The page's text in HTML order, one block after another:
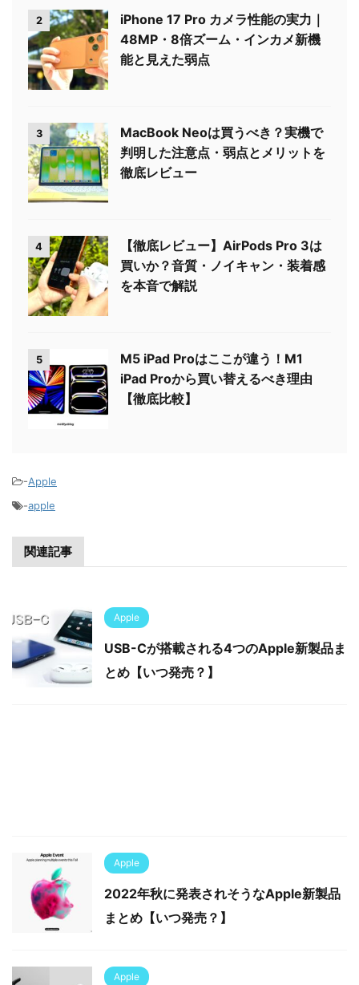
2
iPhone 17 Pro カメラ性能の実力｜
48MP・8倍ズーム・インカメ新機
能と見えた弱点
3
MacBook Neoは買うべき？実機で
判明した注意点・弱点とメリットを
徹底レビュー
4
【徹底レビュー】AirPods Pro 3は
買いか？音質・ノイキャン・装着感
を本音で解説
5
M5 iPad Proはここが違う！M1
iPad Proから買い替えるべき理由
【徹底比較】
-Apple
-apple
関連記事
Apple
USB-Cが搭載される4つのApple新製品ま
とめ【いつ発売？】
Apple
2022年秋に発表されそうなApple新製品
まとめ【いつ発売？】
Apple